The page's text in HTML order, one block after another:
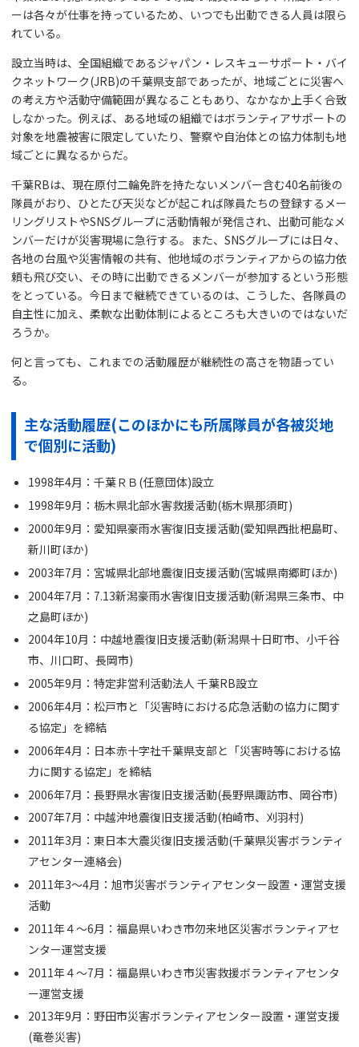
ーは各々が仕事を持っているため、いつでも出動できる人員は限ら
れている。
設立当時は、全国組織であるジャパン・レスキューサポート・バイ
クネットワーク(JRB)の千葉県支部であったが、地域ごとに災害へ
の考え方や活動守備範囲が異なることもあり、なかなか上手く合致
しなかった。例えば、ある地域の組織ではボランティアサポートの
対象を地震被害に限定していたり、警察や自治体との協力体制も地
域ごとに異なるからだ。
千葉RBは、現在原付二輪免許を持たないメンバー含む40名前後の
隊員がおり、ひとたび天災などが起これば隊員たちの登録するメー
リングリストやSNSグループに活動情報が発信され、出動可能なメ
ンバーだけが災害現場に急行する。また、SNSグループには日々、
各地の台風や災害情報の共有、他地域のボランティアからの協力依
頼も飛び交い、その時に出動できるメンバーが参加するという形態
をとっている。今日まで継続できているのは、こうした、各隊員の
自主性に加え、柔軟な出動体制によるところも大きいのではないだ
ろうか。
何と言っても、これまでの活動履歴が継続性の高さを物語ってい
る。
主な活動履歴(このほかにも所属隊員が各被災地
で個別に活動)
1998年4月：千葉ＲＢ(任意団体)設立
1998年9月：栃木県北部水害救援活動(栃木県那須町)
2000年9月：愛知県豪雨水害復旧支援活動(愛知県西批杷島町、
新川町ほか)
2003年7月：宮城県北部地震復旧支援活動(宮城県南郷町ほか)
2004年7月：7.13新潟豪雨水害復旧支援活動(新潟県三条市、中
之島町ほか)
2004年10月：中越地震復旧支援活動(新潟県十日町市、小千谷
市、川口町、長岡市)
2005年9月：特定非営利活動法人 千葉RB設立
2006年4月：松戸市と「災害時における応急活動の協力に関す
る協定」を締結
2006年4月：日本赤十字社千葉県支部と「災害時等における協
力に関する協定」を締結
2006年7月：長野県水害復旧支援活動(長野県諏訪市、岡谷市)
2007年7月：中越沖地震復旧支援活動(柏崎市、刈羽村)
2011年3月：東日本大震災復旧支援活動(千葉県災害ボランティ
アセンター連絡会)
2011年3～4月：旭市災害ボランティアセンター設置・運営支援
活動
2011年４～6月：福島県いわき市勿来地区災害ボランティアセ
ンター運営支援
2011年４～7月：福島県いわき市災害救援ボランティアセンタ
ー運営支援
2013年9月：野田市災害ボランティアセンター設置・運営支援
(竜巻災害)